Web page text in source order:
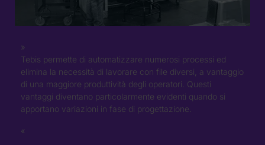
Tebis permette di automatizzare numerosi processi ed
elimina la necessità di lavorare con file diversi, a vantaggio
di una maggiore produttività degli operatori. Questi
vantaggi diventano particolarmente evidenti quando si
apportano variazioni in fase di progettazione.